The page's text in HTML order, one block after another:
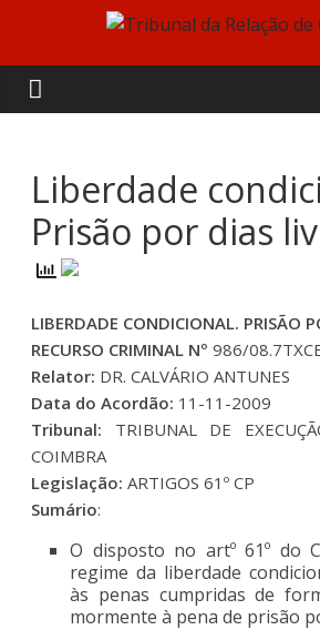
content
Tribunal
da
Relação
de
Coimbra
Liberdade
Prisão por dias
LIBERDADE CONDICIONAL. PRISÃO
RECURSO CRIMINAL Nº 986/
Relator: DR. CALVÁRIO ANTUNES
Data do Acordão: 11-11-2009
Tribunal: TRIBUNAL DE
COIMBRA
Legislação: ARTIGOS 61º CP
Sumário:
O disposto no artº 61º do
regime da liberdade
às penas cumpridas de
mormente à pena de prisão